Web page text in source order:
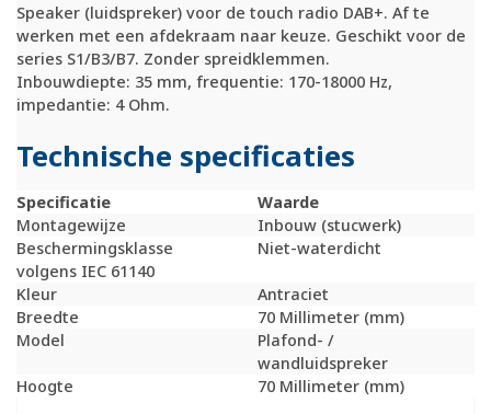
Speaker (luidspreker) voor de touch radio DAB+. Af te
werken met een afdekraam naar keuze. Geschikt voor de
series S1/B3/B7. Zonder spreidklemmen.
Inbouwdiepte: 35 mm, frequentie: 170-18000 Hz,
impedantie: 4 Ohm.
Technische specificaties
Specificatie
Waarde
Montagewijze
Inbouw (stucwerk)
Beschermingsklasse
volgens IEC 61140
Niet-waterdicht
Kleur
Antraciet
Breedte
70 Millimeter (mm)
Model
Plafond- /
wandluidspreker
Hoogte
70 Millimeter (mm)